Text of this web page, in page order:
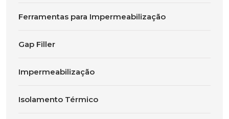
Ferramentas para Impermeabilização
Gap Filler
Impermeabilização
Isolamento Térmico